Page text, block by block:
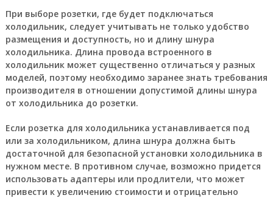
При выборе розетки, где будет подключаться
холодильник, следует учитывать не только удобство
размещения и доступность, но и длину шнура
холодильника. Длина провода встроенного в
холодильник может существенно отличаться у разных
моделей, поэтому необходимо заранее знать требования
производителя в отношении допустимой длины шнура
от холодильника до розетки.
Если розетка для холодильника устанавливается под
или за холодильником, длина шнура должна быть
достаточной для безопасной установки холодильника в
нужном месте. В противном случае, возможно придется
использовать адаптеры или продлители, что может
привести к увеличению стоимости и отрицательно